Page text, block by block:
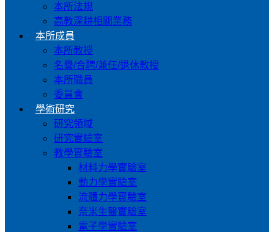
本所法規
高教深耕相關業務
本所成員
本所教授
名譽/合聘/兼任/退休教授
本所職員
委員會
學術研究
研究領域
研究實驗室
教學實驗室
材料力學實驗室
動力學實驗室
流體力學實驗室
奈米生醫實驗室
電子學實驗室